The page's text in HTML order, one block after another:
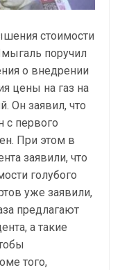
стоимости
поручил
о внедрении
цены на газ на
Он заявил, что
с первого
При этом в
заявили, что
голубого
уже заявили,
предлагают
а такие
того,